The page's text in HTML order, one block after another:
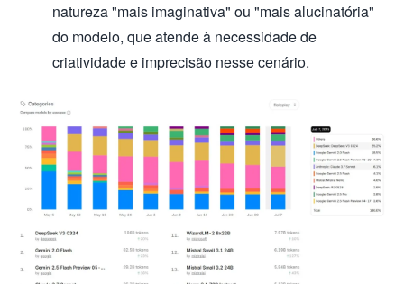
natureza "mais imaginativa" ou "mais alucinatória"
do modelo, que atende à necessidade de
criatividade e imprecisão nesse cenário.